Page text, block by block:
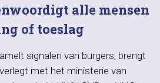
alle mensen
of toeslag
signalen van burgers, brengt
met het ministerie van